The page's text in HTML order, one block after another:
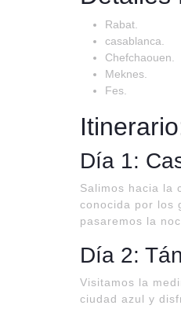
Rabat.
casablanca.
Chefchaouen.
Meknes.
Fes.
Día 1:
Salimos hacia la
conocida por los
pasaremos la
Día 2:
Visitamos la
ciudad azul y